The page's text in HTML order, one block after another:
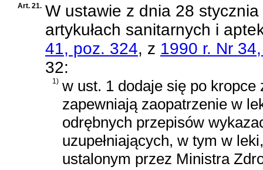
Art. 21. W ustawie z dnia 28
artykułach sanitarnych i
41, poz. 324, z 1990 r. Nr
32:
1) w ust. 1 dodaje się po
zapewniają zaopatrzenie w
odrębnych przepisów
uzupełniających, w tym w
ustalonym przez Ministra